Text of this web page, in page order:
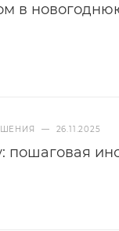
в
— 26.11.2025
пошаговая